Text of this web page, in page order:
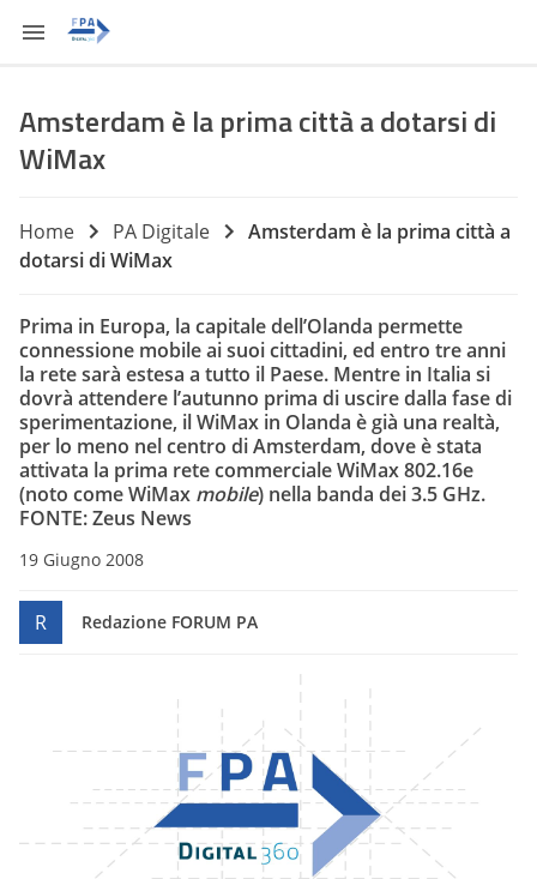
Amsterdam è la prima città a dotarsi di
WiMax
Home PA Digitale
Amsterdam è la prima città a
dotarsi di WiMax
Prima in Europa, la capitale dell’Olanda permette
connessione mobile ai suoi cittadini, ed entro tre anni
la rete sarà estesa a tutto il Paese. Mentre in Italia si
dovrà attendere l’autunno prima di uscire dalla fase di
sperimentazione, il WiMax in Olanda è già una realtà,
per lo meno nel centro di Amsterdam, dove è stata
attivata la prima rete commerciale WiMax 802.16e
(noto come WiMax mobile) nella banda dei 3.5 GHz.
FONTE:Zeus News
19 Giugno 2008
R Redazione FORUM PA